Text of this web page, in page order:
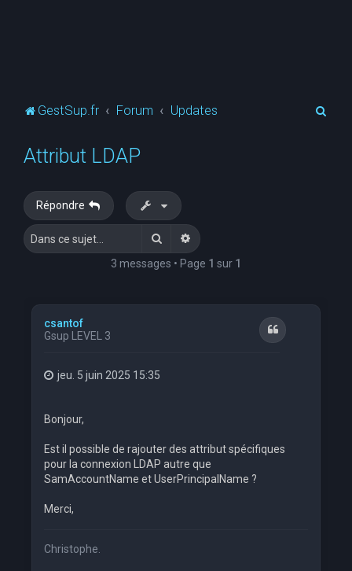
GestSup.fr Forum Updates
Attribut LDAP
Répondre
RechercherRecherche avancée
3 messages • Page 1 sur 1
csantof
Gsup LEVEL 3
Citation
jeu. 5 juin 2025 15:35
Bonjour,
Est il possible de rajouter des attribut spécifiques
pour la connexion LDAP autre que
SamAccountName et UserPrincipalName ?
Merci,
Christophe.